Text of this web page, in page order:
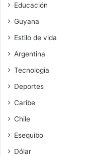
Educación
Guyana
Estilo de vida
Argentina
Tecnologia
Deportes
Caribe
Chile
Esequibo
Dólar